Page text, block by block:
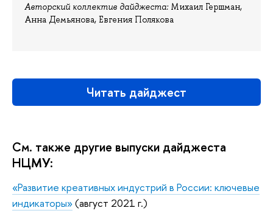
Авторский коллектив дайджеста: Михаил Гершман,
Анна Демьянова, Евгения Полякова
Читать дайджест
См. также другие выпуски дайджеста
НЦМУ:
«Развитие креативных индустрий в России: ключевые
индикаторы»(август 2021 г.)